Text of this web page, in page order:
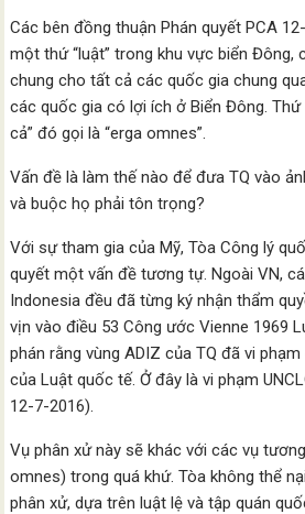
Các bên đồng thuận Phán quyết PCA
một thứ “luật” trong khu vực biển Đông,
chung cho tất cả các quốc gia chung
các quốc gia có lợi ích ở Biển Đông.
cả” đó gọi là “erga omnes”.
Vấn đề là làm thế nào để đưa TQ vào
và buộc họ phải tôn trọng?
Với sự tham gia của Mỹ, Tòa Công lý
quyết một vấn đề tương tự. Ngoài VN,
Indonesia đều đã từng ký nhận thẩm
vịn vào điều 53 Công ước Vienne 1969
phán rằng vùng ADIZ của TQ đã vi
của Luật quốc tế. Ở đây là vi phạm
12-7-2016).
Vụ phân xử này sẽ khác với các vụ
omnes) trong quá khứ. Tòa không thể
phân xử, dựa trên luật lệ và tập quán